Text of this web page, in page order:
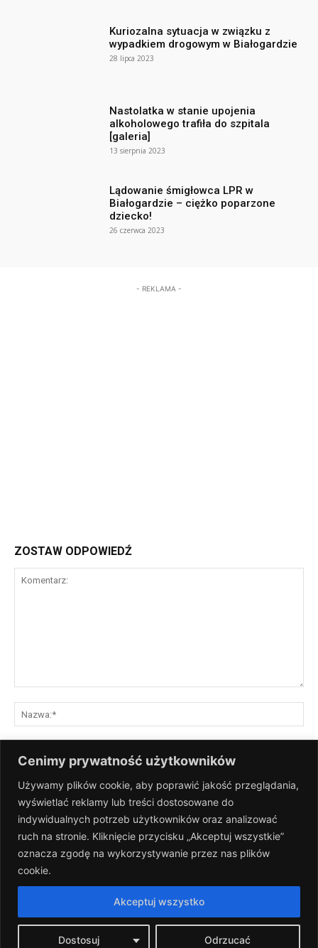
Cenimy prywatność użytkowników
Używamy plików cookie, aby poprawić jakość przeglądania,
wyświetlać reklamy lub treści dostosowane do
indywidualnych potrzeb użytkowników oraz analizować
ruch na stronie. Kliknięcie przycisku „Akceptuj wszystkie”
oznacza zgodę na wykorzystywanie przez nas plików
cookie.
Dostosuj Odrzucać
Akceptuj wszystko
Kuriozalna sytuacja w związku z
wypadkiem drogowym w Białogardzie
28 lipca 2023
Nastolatka w stanie upojenia
alkoholowego trafiła do szpitala
[galeria]
13 sierpnia 2023
Lądowanie śmigłowca LPR w
Białogardzie – ciężko poparzone
dziecko!
26 czerwca 2023
- REKLAMA -
ZOSTAW ODPOWIEDŹ
Zapisz moje nazwisko, adres e-mail i stronę internetową w tej
przeglądarce na następny raz, gdy skomentuję.